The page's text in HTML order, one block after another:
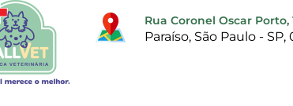
Rua Coronel Oscar Porto,
Paraíso, São Paulo -